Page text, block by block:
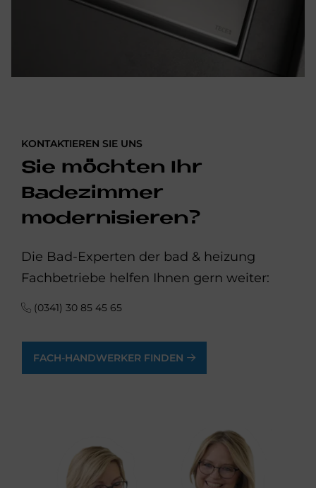
KONTAKTIEREN SIE UNS
Sie möchten Ihr
Badezimmer
modernisieren?
Die Bad-Experten der bad & heizung
Fachbetriebe helfen Ihnen gern weiter:
(0341) 30 85 45 65
FACH-HANDWERKER FINDEN